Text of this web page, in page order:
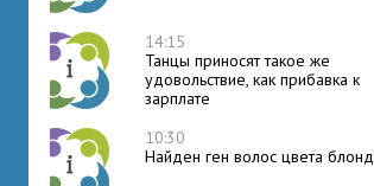
14:15
Танцы приносят такое же
удовольствие, как прибавка к
зарплате
10:30
Найден ген волос цвета блонд